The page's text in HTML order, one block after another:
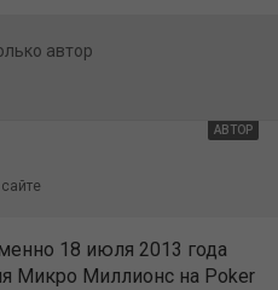
автор
АВТОР
18 июля 2013 года
Микро Миллионс на Poker